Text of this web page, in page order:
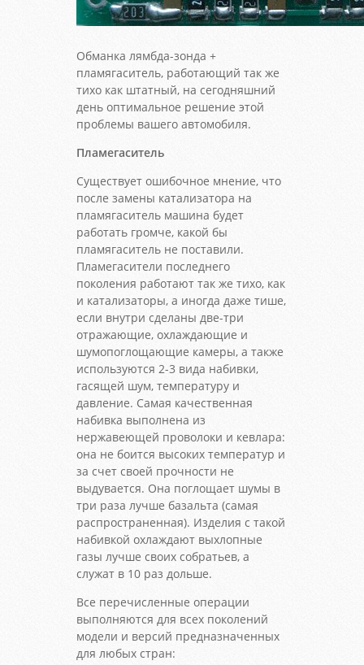
Обманка лямбда-зонда +
пламягаситель, работающий так же
тихо как штатный, на сегодняшний
день оптимальное решение этой
проблемы вашего автомобиля.
Пламегаситель
Существует ошибочное мнение, что
после замены катализатора на
пламягаситель машина будет
работать громче, какой бы
пламягаситель не поставили.
Пламегасители последнего
поколения работают так же тихо, как
и катализаторы, а иногда даже тише,
если внутри сделаны две-три
отражающие, охлаждающие и
шумопоглощающие камеры, а также
используются 2-3 вида набивки,
гасящей шум, температуру и
давление. Самая качественная
набивка выполнена из
нержавеющей проволоки и кевлара:
она не боится высоких температур и
за счет своей прочности не
выдувается. Она поглощает шумы в
три раза лучше базальта (самая
распространенная). Изделия с такой
набивкой охлаждают выхлопные
газы лучше своих собратьев, а
служат в 10 раз дольше.
Все перечисленные операции
выполняются для всех поколений
модели и версий предназначенных
для любых стран: